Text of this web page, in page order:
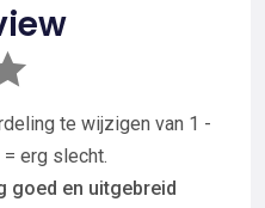
te wijzigen van 1 -
erg slecht.
goed en uitgebreid